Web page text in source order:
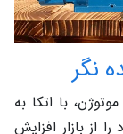
نگر
با اتکا به
از بازار افزایش